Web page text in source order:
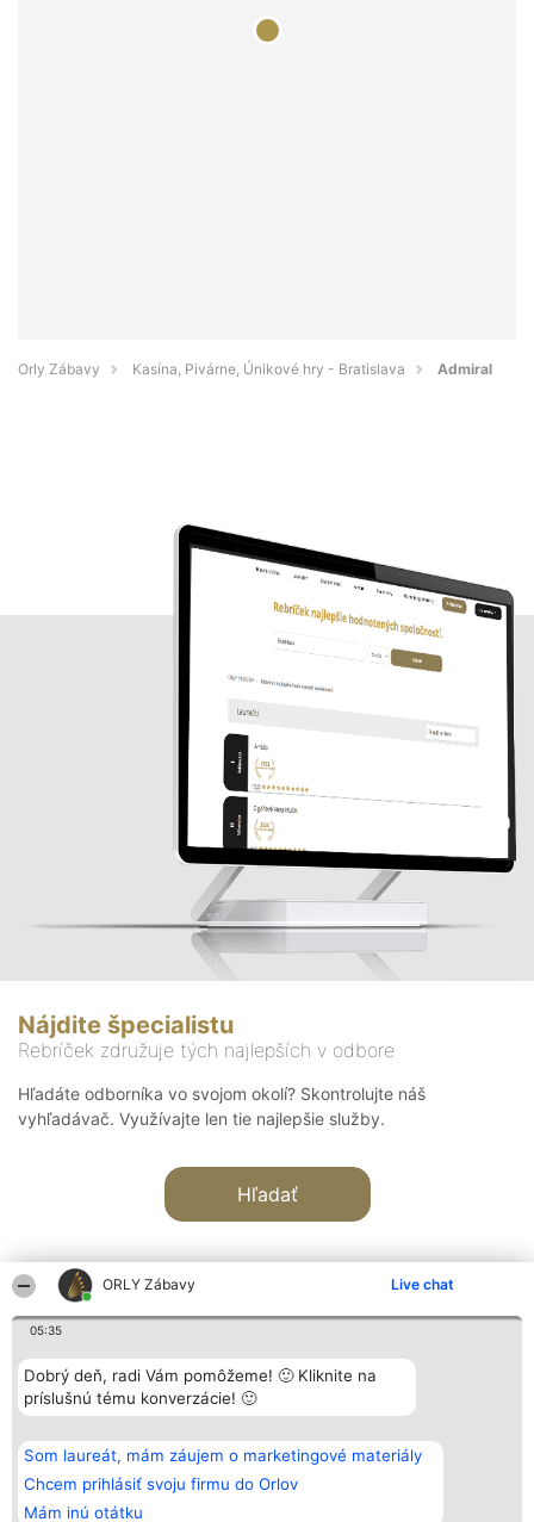
ORLY Zábavy Live chat
05:35
Dobrý deň, radi Vám pomôžeme! 🙂 Kliknite na
príslušnú tému konverzácie! 🙂
Som laureát, mám záujem o marketingové materiály
Chcem prihlásiť svoju firmu do Orlov
Mám inú otátku
Orly Zábavy Kasína, Pivárne, Únikové hry - Bratislava Admiral
Nájdite špecialistu
Rebríček združuje tých najlepších v odbore
Hľadáte odborníka vo svojom okolí? Skontrolujte náš
vyhľadávač. Využívajte len tie najlepšie služby.
Hľadať
Organizátor hodnotenia
Bright Side Solutions sp. z o.
o. sp. k.
Wrocław 50-079
KRS 0000749100 | Regon
381313360 | NIP 8943132676
+48 508 492 400
Hodnotenie
Laureáti
Lista
Laureatów
Podmienky
Obchodné
podmienky
Kontakt
Kontakt